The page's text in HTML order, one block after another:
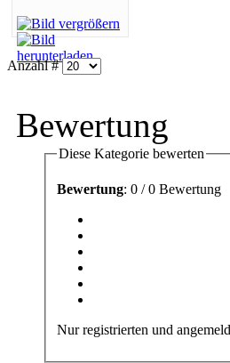
Anzahl #
Bewertung
Diese Kategorie bewerten
Bewertung: 0 / 0 Bewertung
Nur registrierten und